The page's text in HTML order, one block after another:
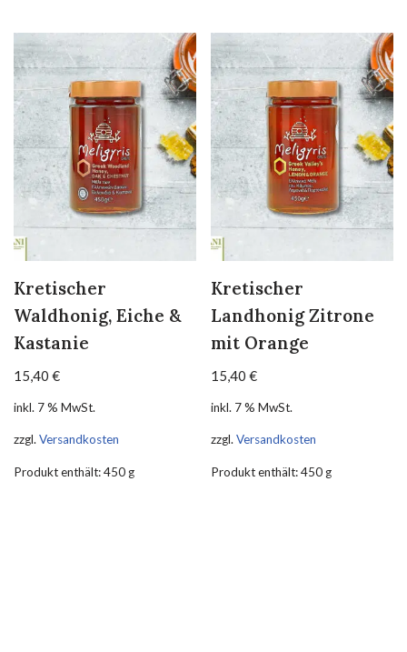
Kretischer
Waldhonig, Eiche &
Kastanie
15,40 €
inkl. 7 % MwSt.
zzgl.Versandkosten
Produkt enthält: 450 g
Kretischer
Landhonig Zitrone
mit Orange
15,40€
inkl. 7 % MwSt.
zzgl.Versandkosten
Produkt enthält: 450 g